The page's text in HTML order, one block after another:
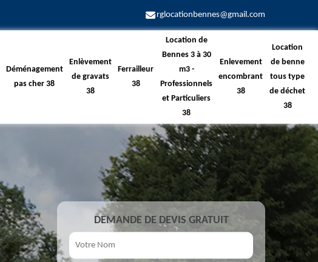
rglocationbennes@gmail.com
Déménagement
pas cher 38
Enlèvement
de gravats
38
Ferrailleur
38
Location de
Bennes 3 à 30
m3 -
Professionnels
et Particuliers
38
Enlevement
encombrant
38
Location
de benne
tous type
de déchet
38
DEMANDE DE DEVIS GRATUIT